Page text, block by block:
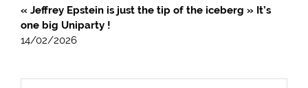
« Jeffrey Epstein is just the tip of the iceberg » It’s
one big Uniparty !
14/02/2026